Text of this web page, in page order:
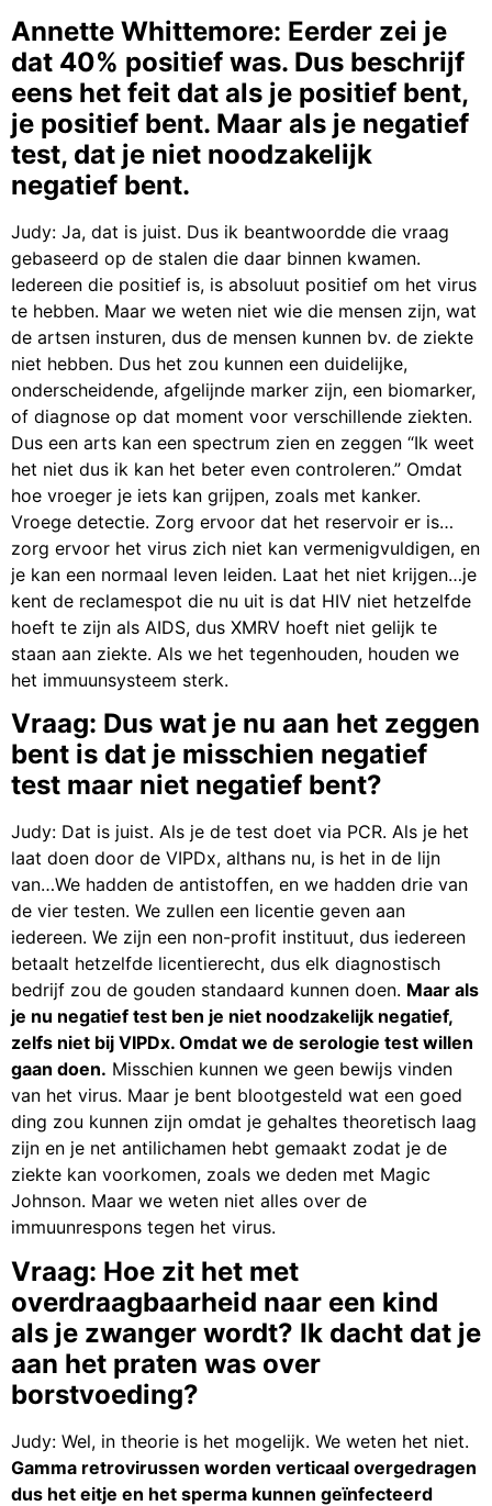
Annette Whittemore: Eerder zei je
dat 40% positief was. Dus beschrijf
eens het feit dat als je positief bent,
je positief bent. Maar als je negatief
test, dat je niet noodzakelijk
negatief bent.
Judy: Ja, dat is juist. Dus ik beantwoordde die vraag
gebaseerd op de stalen die daar binnen kwamen.
Iedereen die positief is, is absoluut positief om het virus
te hebben. Maar we weten niet wie die mensen zijn, wat
de artsen insturen, dus de mensen kunnen bv. de ziekte
niet hebben. Dus het zou kunnen een duidelijke,
onderscheidende, afgelijnde marker zijn, een biomarker,
of diagnose op dat moment voor verschillende ziekten.
Dus een arts kan een spectrum zien en zeggen “Ik weet
het niet dus ik kan het beter even controleren.” Omdat
hoe vroeger je iets kan grijpen, zoals met kanker.
Vroege detectie. Zorg ervoor dat het reservoir er is…
zorg ervoor het virus zich niet kan vermenigvuldigen, en
je kan een normaal leven leiden. Laat het niet krijgen…je
kent de reclamespot die nu uit is dat HIV niet hetzelfde
hoeft te zijn als AIDS, dus XMRV hoeft niet gelijk te
staan aan ziekte. Als we het tegenhouden, houden we
het immuunsysteem sterk.
Vraag: Dus wat je nu aan het zeggen
bent is dat je misschien negatief
test maar niet negatief bent?
Judy: Dat is juist. Als je de test doet via PCR. Als je het
laat doen door de VIPDx, althans nu, is het in de lijn
van…We hadden de antistoffen, en we hadden drie van
de vier testen. We zullen een licentie geven aan
iedereen. We zijn een non-profit instituut, dus iedereen
betaalt hetzelfde licentierecht, dus elk diagnostisch
bedrijf zou de gouden standaard kunnen doen. Maar als
je nu negatief test ben je niet noodzakelijk negatief,
zelfs niet bij VIPDx. Omdat we de serologie test willen
gaan doen. Misschien kunnen we geen bewijs vinden
van het virus. Maar je bent blootgesteld wat een goed
ding zou kunnen zijn omdat je gehaltes theoretisch laag
zijn en je net antilichamen hebt gemaakt zodat je de
ziekte kan voorkomen, zoals we deden met Magic
Johnson. Maar we weten niet alles over de
immuunrespons tegen het virus.
Vraag: Hoe zit het met
overdraagbaarheid naar een kind
als je zwanger wordt? Ik dacht dat je
aan het praten was over
borstvoeding?
Judy: Wel, in theorie is het mogelijk. We weten het niet.
Gamma retrovirussen worden verticaal overgedragen
dus het eitje en het sperma kunnen geïnfecteerd